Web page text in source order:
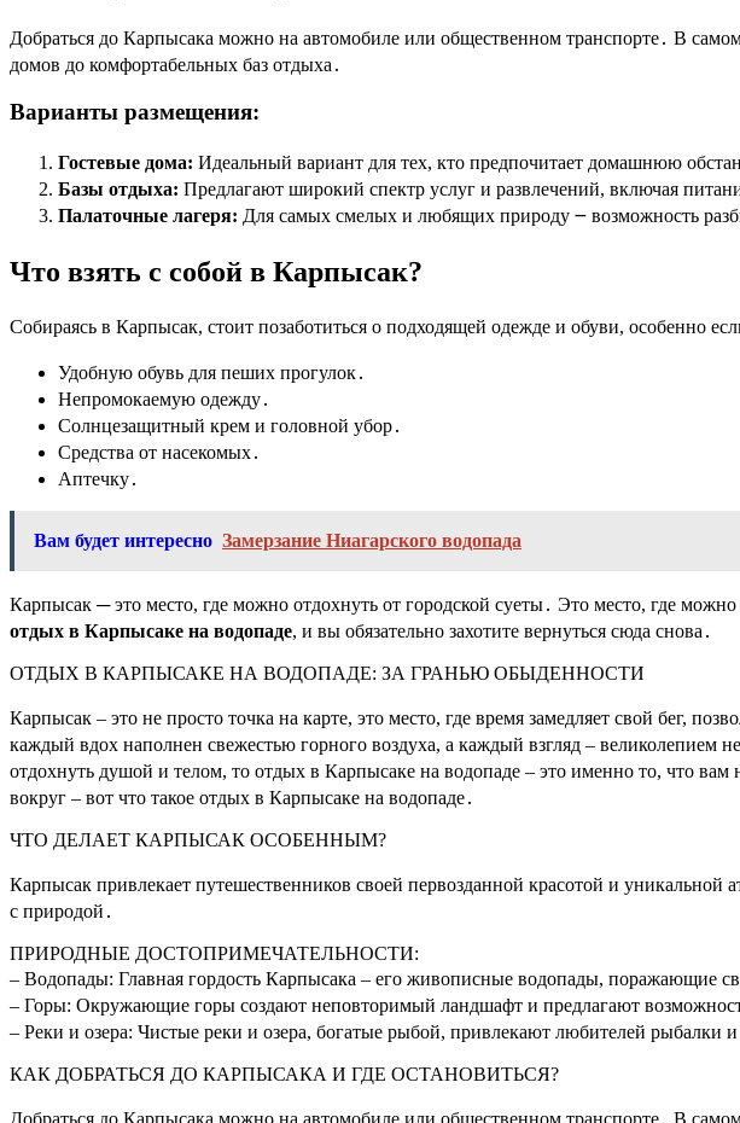
Добраться до Карпысака можно на автомобиле или общественном транспорте․ В
домов до комфортабельных баз отдыха․
Варианты размещения:
Гостевые дома: Идеальный вариант для тех, кто предпочитает домашнюю
Базы отдыха: Предлагают широкий спектр услуг и развлечений, включая
Палаточные лагеря: Для самых смелых и любящих природу ౼ возможность
Что взять с собой в Карпысак?
Собираясь в Карпысак, стоит позаботиться о подходящей одежде и обуви, особенно
Удобную обувь для пеших прогулок․
Непромокаемую одежду․
Солнцезащитный крем и головной убор․
Средства от насекомых․
Аптечку․
Вам будет интересно Замерзание Ниагарского водопада
Карпысак ─ это место, где можно отдохнуть от городской суеты․ Это место, где
отдых в Карпысаке на водопаде, и вы обязательно захотите вернуться сюда снова․
ОТДЫХ В КАРПЫСАКЕ НА ВОДОПАДЕ: ЗА ГРАНЬЮ ОБЫДЕННОСТИ
Карпысак – это не просто точка на карте, это место, где время замедляет свой бег,
каждый вдох наполнен свежестью горного воздуха, а каждый взгляд –
отдохнуть душой и телом, то отдых в Карпысаке на водопаде – это именно то, что
вокруг – вот что такое отдых в Карпысаке на водопаде․
ЧТО ДЕЛАЕТ КАРПЫСАК ОСОБЕННЫМ?
Карпысак привлекает путешественников своей первозданной красотой и
с природой․
ПРИРОДНЫЕ ДОСТОПРИМЕЧАТЕЛЬНОСТИ:
– Водопады: Главная гордость Карпысака – его живописные водопады, поражающие
– Горы: Окружающие горы создают неповторимый ландшафт и предлагают
– Реки и озера: Чистые реки и озера, богатые рыбой, привлекают любителей рыбалки и
КАК ДОБРАТЬСЯ ДО КАРПЫСАКА И ГДЕ ОСТАНОВИТЬСЯ?
Добраться до Карпысака можно на автомобиле или общественном транспорте․ В